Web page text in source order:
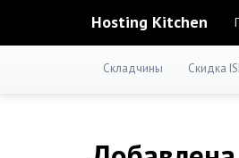
Hosting Kitchen
Складчины Скидка